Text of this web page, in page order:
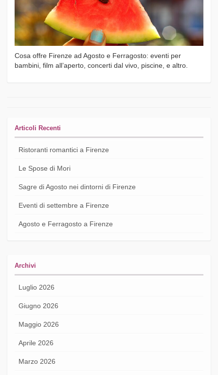
Cosa offre Firenze ad Agosto e Ferragosto: eventi per
bambini, film all’aperto, concerti dal vivo, piscine, e altro.
Articoli Recenti
Ristoranti romantici a Firenze
Le Spose di Mori
Sagre di Agosto nei dintorni di Firenze
Eventi di settembre a Firenze
Agosto e Ferragosto a Firenze
Archivi
Luglio 2026
Giugno 2026
Maggio 2026
Aprile 2026
Marzo 2026